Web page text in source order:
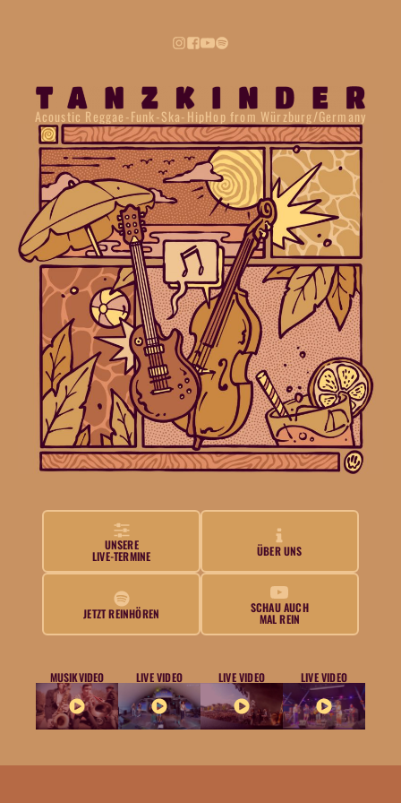
Acoustic Reggae-Funk-Ska-HipHop from Würzburg/Germany
UNSERE
LIVE-TERMINE ÜBER UNS
JETZT REINHÖREN SCHAU AUCH
MAL REIN
MUSIKVIDEO LIVE VIDEO LIVE VIDEO LIVE VIDEO